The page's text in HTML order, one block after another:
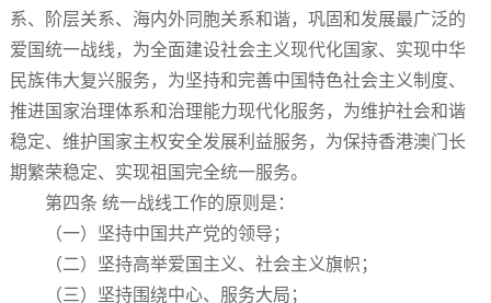
系、阶层关系、海内外同胞关系和谐，巩固和发展最广泛的
爱国统一战线，为全面建设社会主义现代化国家、实现中华
民族伟大复兴服务，为坚持和完善中国特色社会主义制度、
推进国家治理体系和治理能力现代化服务，为维护社会和谐
稳定、维护国家主权安全发展利益服务，为保持香港澳门长
期繁荣稳定、实现祖国完全统一服务。
第四条 统一战线工作的原则是：
（一）坚持中国共产党的领导；
（二）坚持高举爱国主义、社会主义旗帜；
（三）坚持围绕中心、服务大局；